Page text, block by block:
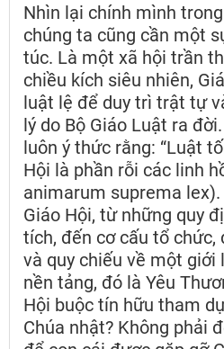
Nhìn lại chính mình
chúng ta cũng cần một
túc. Là một xã hội trần
chiều kích siêu nhiên,
luật lệ để duy trì trật tự
lý do Bộ Giáo Luật ra
luôn ý thức rằng: “Luật
Hội là phần rỗi các linh
animarum suprema
Giáo Hội, từ những quy
tích, đến cơ cấu tổ
và quy chiếu về một giới
nền tảng, đó là Yêu
Hội buộc tín hữu tham
Chúa nhật? Không phải